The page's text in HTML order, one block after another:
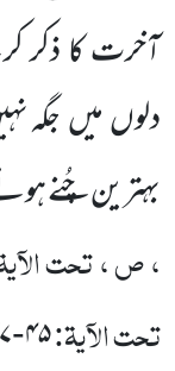
آخرت کا ذکر
دلوں میں جگہ
بہترین چُنے
، ص ، تحت
تحت الآیۃ:۴۵-